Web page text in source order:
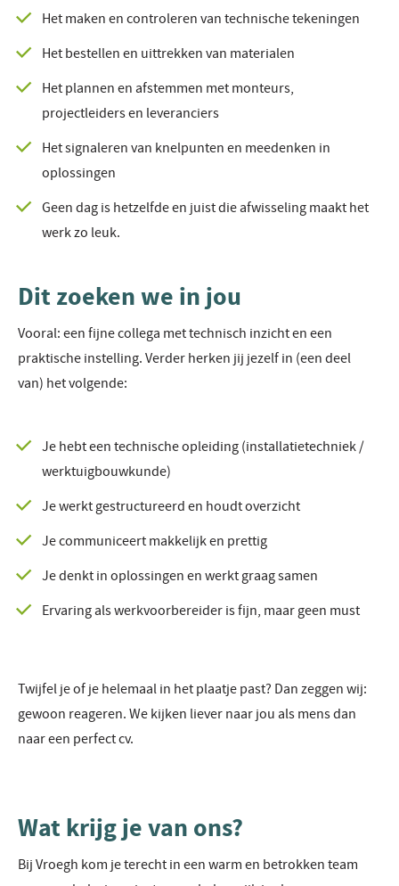
Het maken en controleren van technische tekeningen
Het bestellen en uittrekken van materialen
Het plannen en afstemmen met monteurs,
projectleiders en leveranciers
Het signaleren van knelpunten en meedenken in
oplossingen
Geen dag is hetzelfde en juist die afwisseling maakt het
werk zo leuk.
Dit zoeken we in jou
Vooral: een fijne collega met technisch inzicht en een
praktische instelling. Verder herken jij jezelf in (een deel
van) het volgende:
Je hebt een technische opleiding (installatietechniek /
werktuigbouwkunde)
Je werkt gestructureerd en houdt overzicht
Je communiceert makkelijk en prettig
Je denkt in oplossingen en werkt graag samen
Ervaring als werkvoorbereider is fijn, maar geen must
Twijfel je of je helemaal in het plaatje past? Dan zeggen wij:
gewoon reageren. We kijken liever naar jou als mens dan
naar een perfect cv.
Wat krijg je van ons?
Bij Vroegh kom je terecht in een warm en betrokken team